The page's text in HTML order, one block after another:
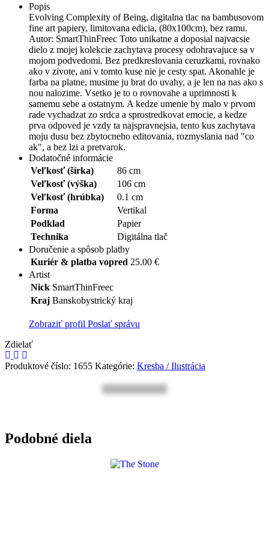
Popis
Evolving Complexity of Being, digitalna tlac na bambusovom
fine art papiery, limitovana edicia, (80x100cm), bez ramu.
Autor: SmartThinFreec Toto unikatne a doposial najvacsie
dielo z mojej kolekcie zachytava procesy odohravajuce sa v
mojom podvedomi. Bez predkreslovania ceruzkami, rovnako
ako v zivote, ani v tomto kuse nie je cesty spat. Akonahle je
farba na platne, musime ju brat do uvahy, a je len na nas ako s
nou nalozime. Vsetko je to o rovnovahe a uprimnosti k
samemu sebe a ostatnym. A kedze umenie by malo v prvom
rade vychadzat zo srdca a sprostredkovat emocie, a kedze
prva odpoved je vzdy ta najspravnejsia, tento kus zachytava
moju dusu bez zbytocneho editovania, rozmyslania nad "co
ak", a bez lzi a pretvarok.
Dodatočné informácie
Veľkosť (šírka)
86 cm
Veľkosť (výška)
106 cm
Veľkosť (hrúbka)
0.1 cm
Forma
Vertikal
Podklad
Papier
Technika
Digitálna tlač
Doručenie a spôsob platby
Kuriér & platba vopred 25.00 €
Artist
Nick SmartThinFreec
Kraj Banskobystrický kraj
Zobraziť profil Poslať správu
Zdielať
Produktové číslo: 1655 Kategórie: Kresba / Ilustrácia
Podobné diela